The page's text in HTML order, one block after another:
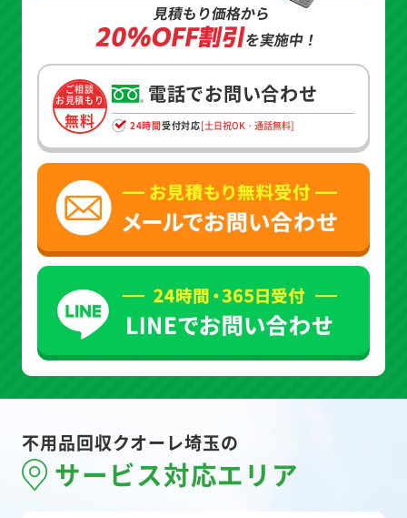
見積もり価格から
20%OFF割引を実施中！
ご相談
お見積もり
無料
電話でお問い合わせ
24時間受付対応[土日祝OK・通話無料]
不用品回収クオーレ埼玉の
サービス対応エリア